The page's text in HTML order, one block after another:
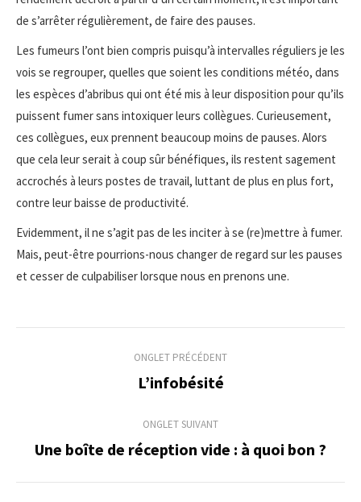
de s’arrêter régulièrement, de faire des pauses.
Les fumeurs l’ont bien compris puisqu’à intervalles réguliers je les
vois se regrouper, quelles que soient les conditions météo, dans
les espèces d’abribus qui ont été mis à leur disposition pour qu’ils
puissent fumer sans intoxiquer leurs collègues. Curieusement,
ces collègues, eux prennent beaucoup moins de pauses. Alors
que cela leur serait à coup sûr bénéfiques, ils restent sagement
accrochés à leurs postes de travail, luttant de plus en plus fort,
contre leur baisse de productivité.
Evidemment, il ne s’agit pas de les inciter à se (re)mettre à fumer.
Mais, peut-être pourrions-nous changer de regard sur les pauses
et cesser de culpabiliser lorsque nous en prenons une.
commentaire
ONGLET PRÉCÉDENT
Onglet
L’infobésité
ONGLET SUIVANT
Onglet
Une boîte de réception vide : à quoi bon ?